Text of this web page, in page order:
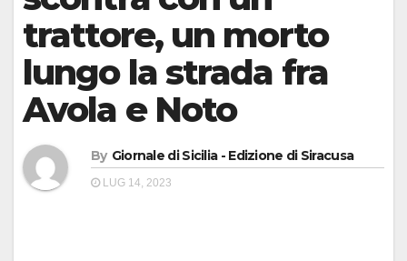
trattore, un morto
lungo la strada fra
Avola e Noto
By Giornale di Sicilia - Edizione di Siracusa
LUG 14, 2023